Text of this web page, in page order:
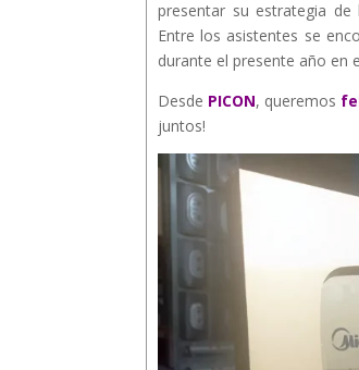
presentar su estrategia
Entre los asistentes se
durante el presente año en
Desde PICON, queremos
juntos!